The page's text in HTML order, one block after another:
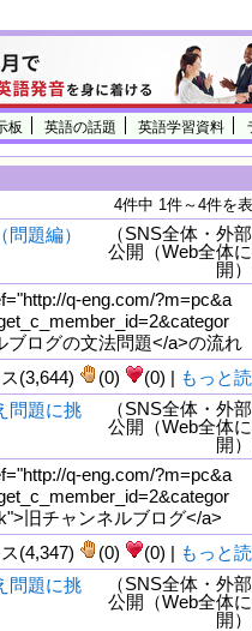
板 英語の話題 英語学習資料
4件中 1件～4件を
題編）
（SNS全体・外
公開（Web全体
開）
q-eng.com/?m=pc&a
ブログの文法問題</a>の流れ
(3,644) (0) (0) | もっと
問題に挑
（SNS全体・外
公開（Web全体
開）
q-eng.com/?m=pc&a
旧チャンネルブログ</a>
(4,347) (0) (0) | もっと
問題に挑
（SNS全体・外
公開（Web全体
開）